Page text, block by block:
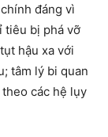
đáng vì
tiêu bị phá vỡ
hậu xa với
tâm lý bi quan
các hệ lụy